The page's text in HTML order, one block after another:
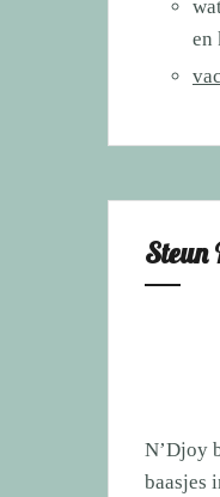
en
Steun
N’Djoy
baasjes